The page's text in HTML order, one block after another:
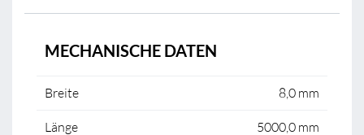
MECHANISCHE DATEN
Breite 8,0 mm
Länge 5000,0 mm